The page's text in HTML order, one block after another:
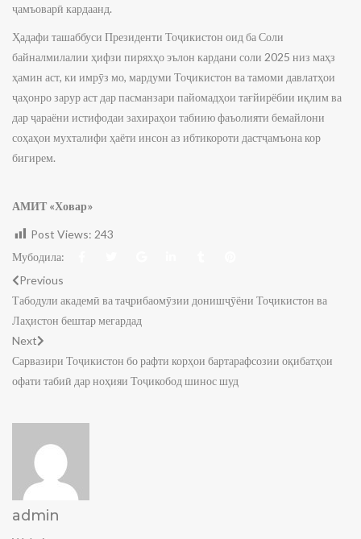
ҷамъоварӣ кардаанд.
Ҳадафи ташаббуси Президенти Тоҷикистон оид ба Соли
байналмилалии ҳифзи пиряхҳо эълон кардани соли 2025 низ маҳз
ҳамин аст, ки имрӯз мо, мардуми Тоҷикистон ва тамоми давлатҳои
ҷаҳонро зарур аст дар пасманзари пайомадҳои тағйирёбии иқлим ва
дар ҷараёни истифодаи захираҳои табиию фаъолияти бемайлони
соҳаҳои мухталифи ҳаёти инсон аз ибтикороти дастҷамъона кор
бигирем.
АМИТ «Ховар»
Post Views: 243
Мубодила:
Previous
Табодули академӣ ва таҷрибаомӯзии донишҷӯёни Тоҷикистон ва
Лаҳистон бештар мегардад
Next
Сарвазири Тоҷикистон бо рафти корҳои бартарафсозии оқибатҳои
офати табиӣ дар ноҳияи Тоҷикобод шинос шуд
admin